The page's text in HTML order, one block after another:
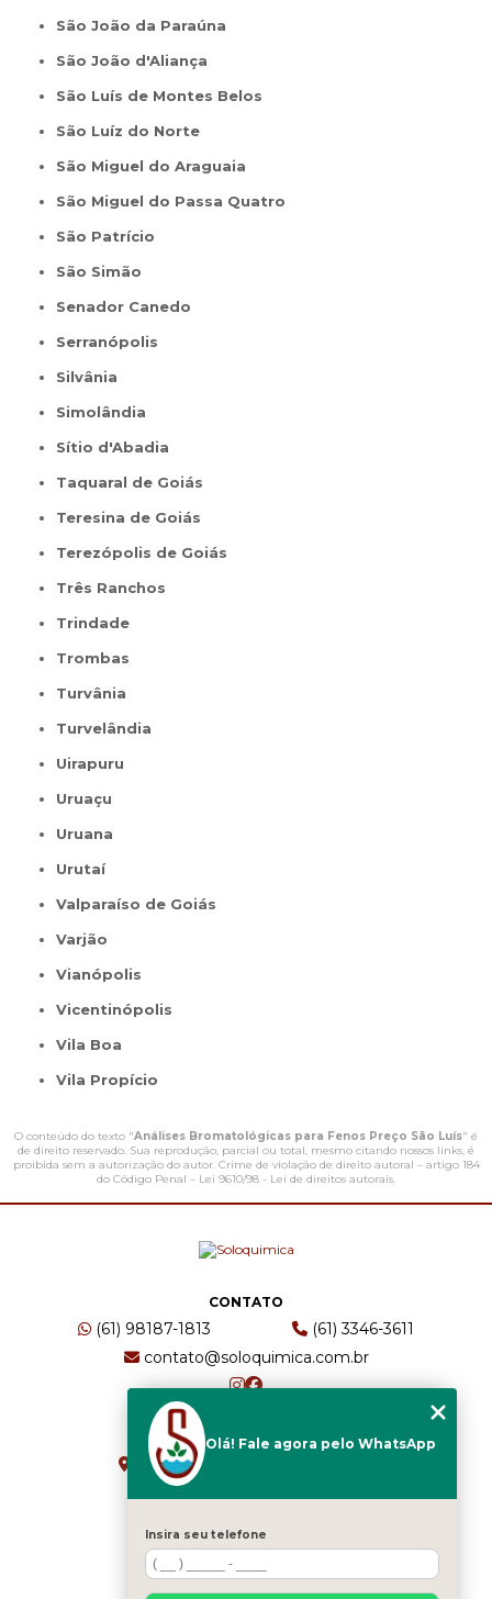
São João da Paraúna
São João d'Aliança
São Luís de Montes Belos
São Luíz do Norte
São Miguel do Araguaia
São Miguel do Passa Quatro
São Patrício
São Simão
Senador Canedo
Serranópolis
Silvânia
Simolândia
Sítio d'Abadia
Taquaral de Goiás
Teresina de Goiás
Terezópolis de Goiás
Três Ranchos
Trindade
Trombas
Turvânia
Turvelândia
Uirapuru
Uruaçu
Uruana
Urutaí
Valparaíso de Goiás
Varjão
Vianópolis
Vicentinópolis
Vila Boa
Vila Propício
O conteúdo do texto "Análises Bromatológicas para Fenos Preço São Luís" é
de direito reservado. Sua reprodução, parcial ou total, mesmo citando nossos links, é
proibida sem a autorização do autor. Crime de violação de direito autoral – artigo 184
do Código Penal – Lei 9610/98 - Lei de direitos autorais.
CONTATO
(61) 98187-1813
(61) 3346-3611
contato@soloquimica.com.br
ENDEREÇO
CRS 511 Sul, Bl B, Sl 49 - Asa Sul
Brasília - DF - CEP: 70361-520
HOME
Olá! Fale agora pelo WhatsApp
Insira seu telefone